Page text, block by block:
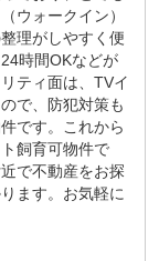
ウォークイン）
理がしやすく便
時間OKなどが
ティ面は、TVイ
で、防犯対策も
です。これから
飼育可物件で
で不動産をお探
ます。お気軽に